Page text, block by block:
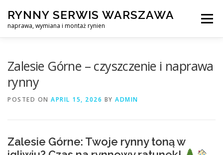
content
RYNNY SERWIS WARSZAWA
naprawa, wymiana i montaż rynien
Menu
Zalesie Górne – czyszczenie i naprawa
rynny
POSTED ON APRIL 15, 2026 BY ADMIN
Zalesie Górne: Twoje rynny toną w